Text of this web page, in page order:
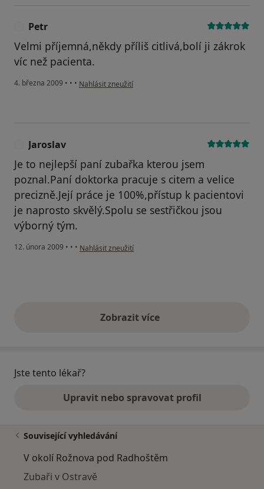
Petr
Velmi příjemná,někdy příliš citlivá,bolí ji zákrok
víc než pacienta.
4. března 2009 • • • podle názoru uživatele Petr
Nahlásit zneužití
Jaroslav
Je to nejlepší paní zubařka kterou jsem
poznal.Paní doktorka pracuje s citem a velice
precizně.Její práce je 100%,přístup k pacientovi
je naprosto skvělý.Spolu se sestřičkou jsou
výborný tým.
12. února 2009 • • • podle názoru uživatele Jaroslav
Nahlásit zneužití
Zobrazit vícevýše uvedené názory
Jste tento lékař?
Upravit nebo spravovat profil
Související vyhledávání
V okolí Rožnova pod Radhoštěm
Zubaři v Ostravě